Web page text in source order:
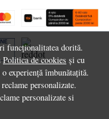
funcționalitatea dorită.
Politica de cookies și cu
experiență îmbunătațită.
personalizate.
personalizate si